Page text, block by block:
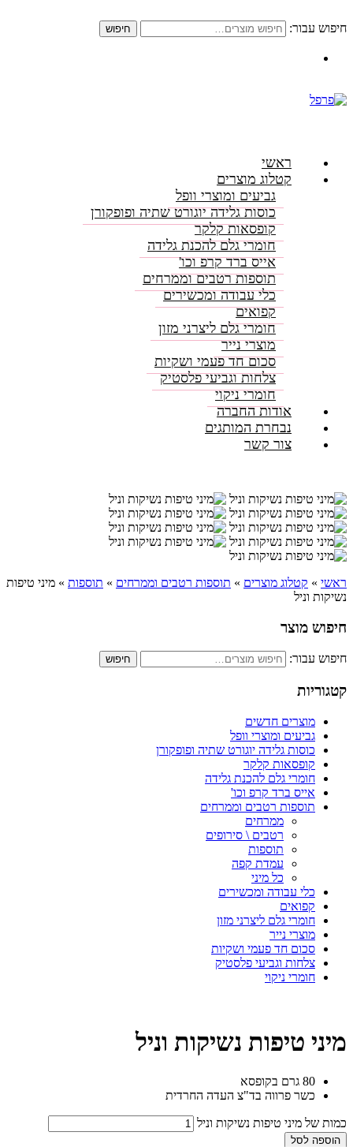
חיפוש עבור: חיפוש
ראשי
קטלוג מוצרים
גביעים ומוצרי וופל
כוסות גלידה יוגורט שתיה ופופקורן
קופסאות קלקר
חומרי גלם להכנת גלידה
אייס ברד קרפ וכו'
תוספות רטבים וממרחים
כלי עבודה ומכשירים
קפואים
חומרי גלם ליצרני מזון
מוצרי נייר
סכום חד פעמי ושקיות
צלחות וגביעי פלסטיק
חומרי ניקוי
אודות החברה
נבחרת המותגים
צור קשר
ראשי » קטלוג מוצרים » תוספות רטבים וממרחים » תוספות » מיני טיפות
נשיקות וניל
חיפוש מוצר
חיפוש עבור: חיפוש
קטגוריות
מוצרים חדשים
גביעים ומוצרי וופל
כוסות גלידה יוגורט שתיה ופופקורן
קופסאות קלקר
חומרי גלם להכנת גלידה
אייס ברד קרפ וכו'
תוספות רטבים וממרחים
ממרחים
רטבים \ סירופים
תוספות
עמדת קפה
כל מיני
כלי עבודה ומכשירים
קפואים
חומרי גלם ליצרני מזון
מוצרי נייר
סכום חד פעמי ושקיות
צלחות וגביעי פלסטיק
חומרי ניקוי
מיני טיפות נשיקות וניל
80 גרם בקופסא
כשר פרווה בד"צ העדה החרדית
כמות של מיני טיפות נשיקות וניל
הוספה לסל